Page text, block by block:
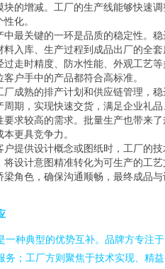
的增减。工厂的生产线能够快速调
化。
中最关键的一环是品质的稳定性。
入库、生产过程到成品出厂的全套
走时精度、防水性能、外观工艺等
户手中的产品都符合高标准。
厂成熟的排产计划和供应链管理，
期，实现快速交货，满足企业礼品
求较高的需求。批量生产也带来了
更具竞争力。
户提供设计概念或图纸时，工厂的技
设计意图精准转化为可生产的工艺
角色，确保沟通顺畅，最终成品与
种典型的优势互补。品牌方专注
；工厂方则聚焦于技术实现、精